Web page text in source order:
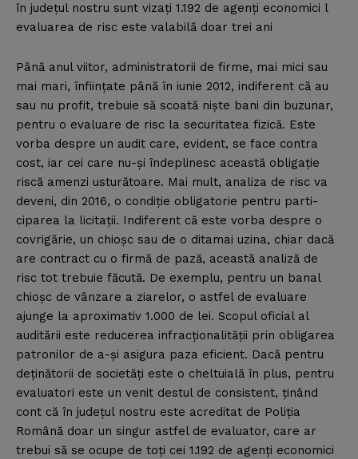
în judeţul nostru sunt vizaţi 1.192 de agenţi economici l
evaluarea de risc este valabilă doar trei ani
Până anul viitor, administratorii de firme, mai mici sau
mai mari, înfiinţate până în iunie 2012, indiferent că au
sau nu profit, trebuie să scoată nişte bani din buzunar,
pentru o evaluare de risc la securitatea fizică. Este
vorba despre un audit care, evident, se face contra
cost, iar cei care nu-şi îndeplinesc această obligaţie
riscă amenzi usturătoare. Mai mult, analiza de risc va
deveni, din 2016, o condiţie obligatorie pentru parti-
ciparea la licitaţii. Indiferent că este vorba despre o
covrigărie, un chioşc sau de o ditamai uzina, chiar dacă
are contract cu o firmă de pază, această analiză de
risc tot trebuie făcută. De exemplu, pentru un banal
chioşc de vânzare a ziarelor, o astfel de evaluare
ajunge la aproximativ 1.000 de lei. Scopul oficial al
auditării este reducerea infracţionalităţii prin obligarea
patronilor de a-şi asigura paza eficient. Dacă pentru
deţinătorii de societăţi este o cheltuială în plus, pentru
evaluatori este un venit destul de consistent, ţinând
cont că în judeţul nostru este acreditat de Poliţia
Română doar un singur astfel de evaluator, care ar
trebui să se ocupe de toţi cei 1.192 de agenţi economici